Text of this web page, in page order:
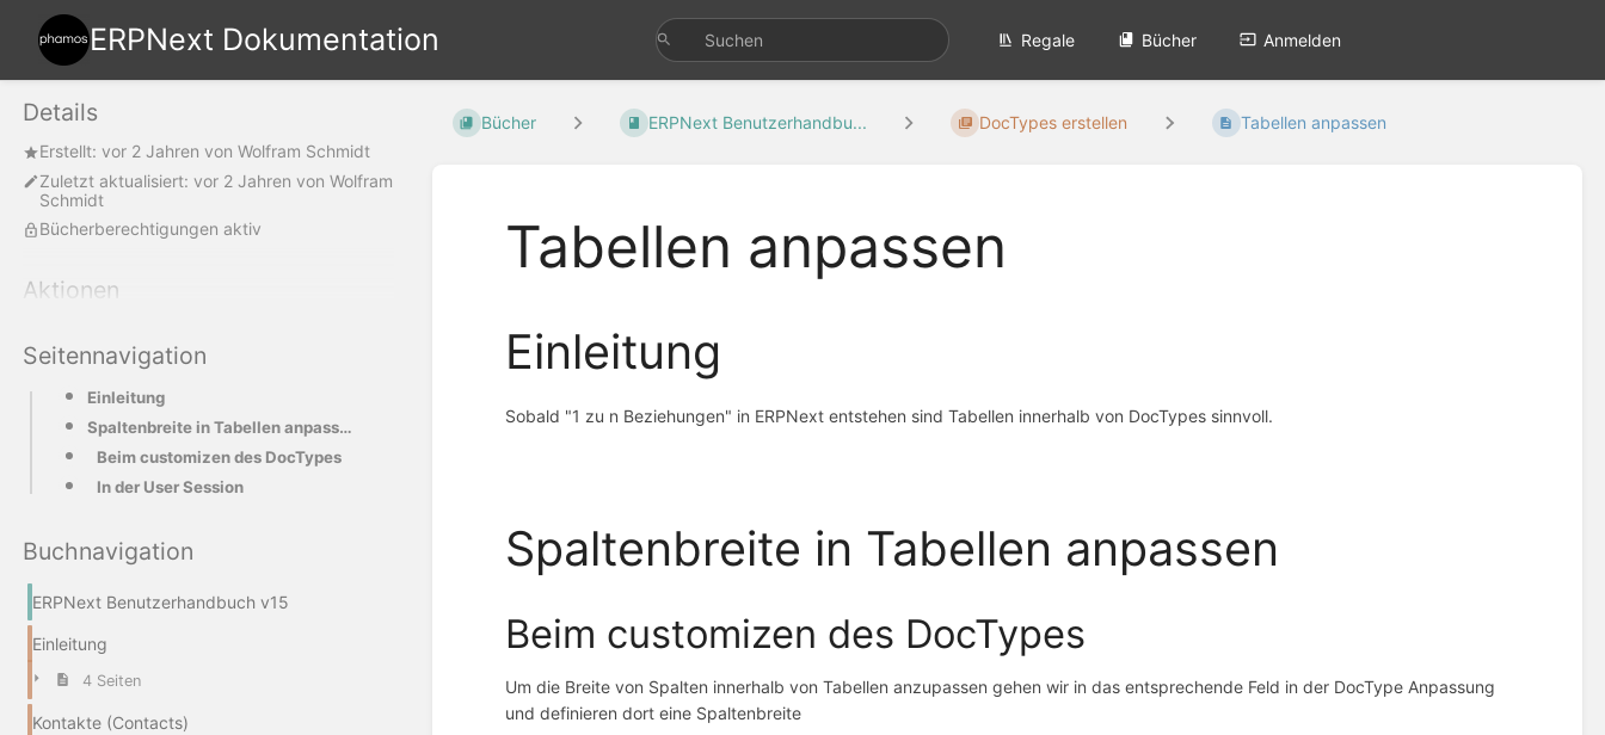
ERPNext Dokumentation Regale Bücher Anmelden
Details
Erstellt: vor 2 Jahren von Wolfram Schmidt
Zuletzt aktualisiert: vor 2 Jahren von Wolfram
Schmidt
Bücherberechtigungen aktiv
Aktionen
Seitennavigation
Einleitung
Spaltenbreite in Tabellen anpassen
Beim customizen des DocTypes
In der User Session
Buchnavigation
ERPNext Benutzerhandbuch v15
Einleitung
4 Seiten
Kontakte (Contacts)
Bücher ERPNext Benutzerhandbu... DocTypes erstellen Tabellen anpassen
Tabellen anpassen
Einleitung
Sobald "1 zu n Beziehungen" in ERPNext entstehen sind Tabellen innerhalb von DocTypes sinnvoll.
Spaltenbreite in Tabellen anpassen
Beim customizen des DocTypes
Um die Breite von Spalten innerhalb von Tabellen anzupassen gehen wir in das entsprechende Feld in der DocType Anpassung
und definieren dort eine Spaltenbreite